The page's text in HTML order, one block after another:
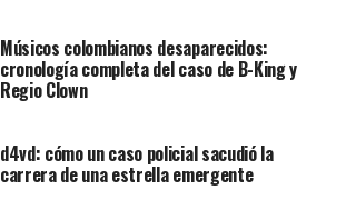
Músicos colombianos desaparecidos:
cronología completa del caso de B-King y
Regio Clown
d4vd: cómo un caso policial sacudió la
carrera de una estrella emergente